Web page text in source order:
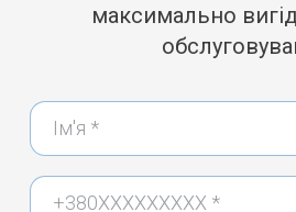
максимально